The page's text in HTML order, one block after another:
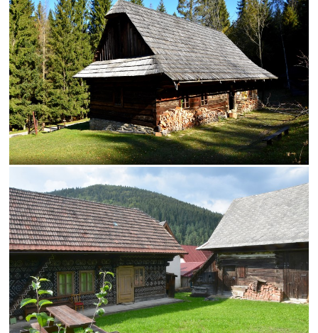
Karlov les Lešná let more nádrž
opice ovečky Piešťany Poľsko ruiny
ruže srieň traktor tučniak včela
Vroclav vták Zuberec archív atrakcia
Betliar Brno cencúle čerešňa cesta
Čičmany človek Domaša drevenice Dunaj
fauna folklór fontána Gdansk Helfštýn
historické hotel hrozno Chleb jazierko
kaštieľ košík lavička lekno lístie lod